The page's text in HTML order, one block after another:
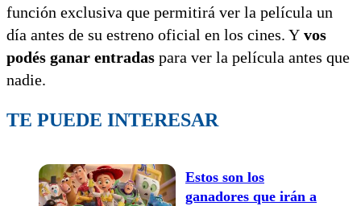
función exclusiva que permitirá ver la película un
día antes de su estreno oficial en los cines. Y vos
podés ganar entradas para ver la película antes que
nadie.
TE PUEDE INTERESAR
Estos son los
ganadores que irán a